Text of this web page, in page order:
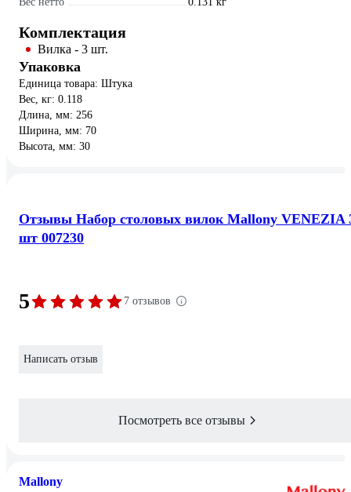
Комплектация
Вилка - 3 шт.
Упаковка
Единица товара: Штука
Вес, кг: 0.118
Длина, мм: 256
Ширина, мм: 70
Высота, мм: 30
Отзывы Набор столовых вилок Mallony VENEZIA
шт 007230
5 7 отзывов
Написать отзыв
Посмотреть все отзывы
Mallony